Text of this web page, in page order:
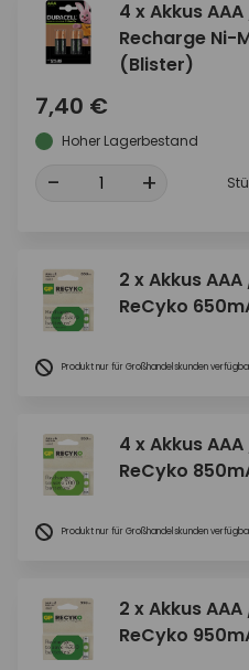
4 x Akkus
Recharge Ni-
(Blister)
7,40 €
Hoher Lagerbestand
- +
2 x Akkus
ReCyko
Produkt nur für Großhandelskunden
4 x Akkus
ReCyko
Produkt nur für Großhandelskunden
2 x Akkus
ReCyko